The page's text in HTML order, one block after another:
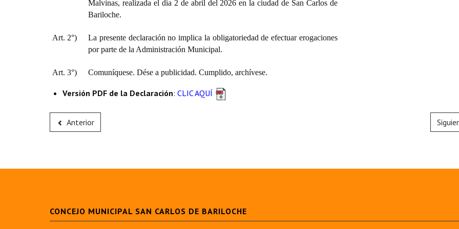
Malvinas, realizada el día 2 de abril del 2026 en la ciudad de San Carlos de
Bariloche.
Art. 2°)
La presente declaración no implica la obligatoriedad de efectuar erogaciones
por parte de la Administración Municipal.
Art. 3°) Comuníquese. Dése a publicidad. Cumplido, archívese.
Versión PDF de la Declaración: CLIC AQUÍ
Anterior
CONCEJO MUNICIPAL SAN CARLOS DE BARILOCHE